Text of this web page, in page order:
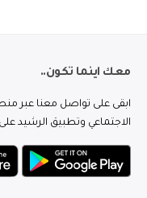
معك اينما تكون..
ابقى على تواصل معنا عبر
الاجتماعي وتطبيق الرشيد